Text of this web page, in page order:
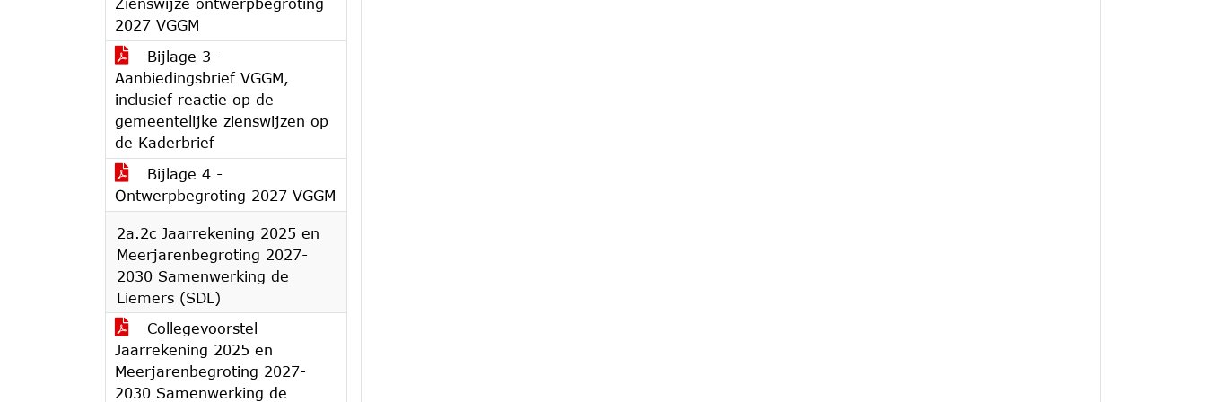
2027 VGGM
Bijlage 3 -
Aanbiedingsbrief VGGM,
inclusief reactie op de
gemeentelijke zienswijzen op
de Kaderbrief
Bijlage 4 -
Ontwerpbegroting 2027 VGGM
2a.2c Jaarrekening 2025 en
Meerjarenbegroting 2027-
2030 Samenwerking de
Liemers (SDL)
Collegevoorstel
Jaarrekening 2025 en
Meerjarenbegroting 2027-
2030 Samenwerking de